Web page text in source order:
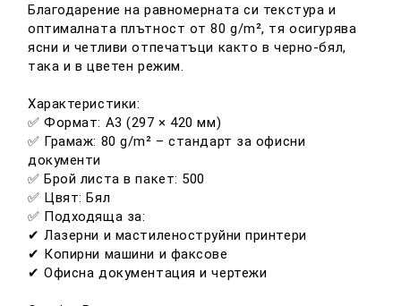
Благодарение на равномерната си текстура и
оптималната плътност от 80 g/m², тя осигурява
ясни и четливи отпечатъци както в черно-бял,
така и в цветен режим.
Характеристики:
✅ Формат: A3 (297 × 420 мм)
✅ Грамаж: 80 g/m² – стандарт за офисни
документи
✅ Брой листа в пакет: 500
✅ Цвят: Бял
✅ Подходяща за:
✔ Лазерни и мастиленоструйни принтери
✔ Копирни машини и факсове
✔ Офисна документация и чертежи